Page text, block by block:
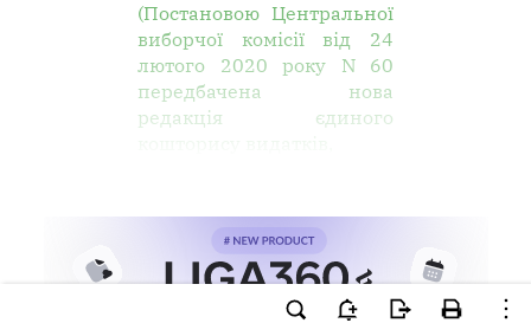
(Постановою Центральної
виборчої комісії від 24
лютого 2020 року N 60
передбачена нова
редакція єдиного